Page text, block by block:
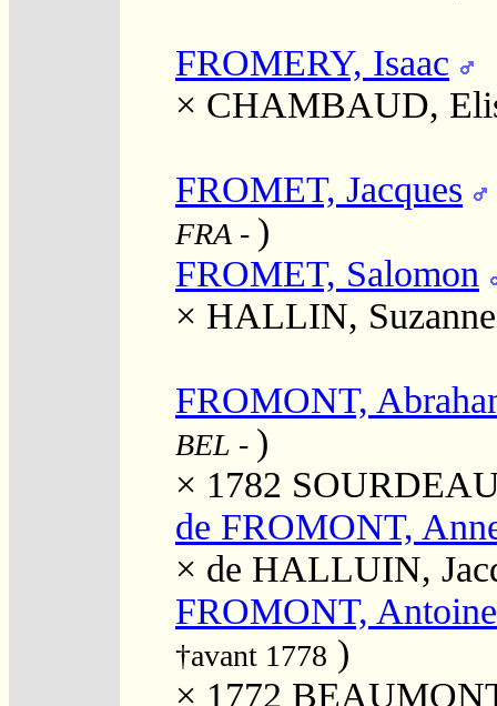
FROMERY, Isaac
× CHAMBAUD,
FROMET, Jacques
FRA - )
FROMET, Salomon
× HALLIN, Suzanne
FROMONT,
BEL - )
× 1782
de FROMONT,
× de HALLUIN,
FROMONT,
†avant 1778 )
× 1772